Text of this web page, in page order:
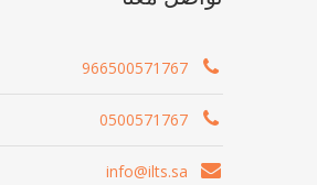
966500571767
0500571767
info@ilts.sa